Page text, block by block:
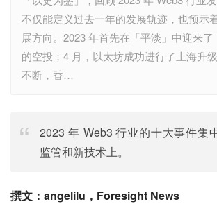
不仅能定义过去一年的发展轨迹，也预示
展方向。2023 年首先在「平淡」中迎来
的空投；4 月，以太坊成功进行了上海升
不断，香…
2023 年 Web3 行业的十大事件集
监管和新技术上。
撰文：angelilu，Foresight News